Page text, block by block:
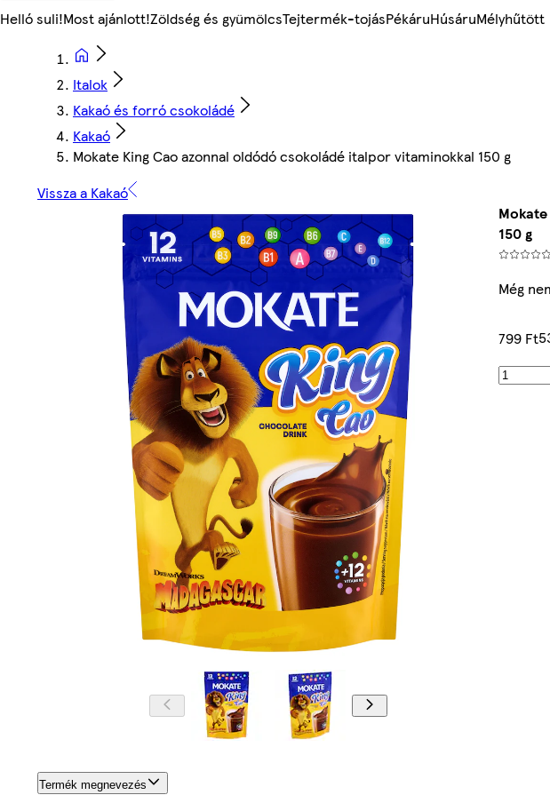
Helló suli!Most ajánlott!Zöldség és gyümölcsTejtermék-tojásPékáruHúsáruMélyhűtött
Italok
Kakaó és forró csokoládé
Kakaó
Mokate King Cao azonnal oldódó csokoládé italpor vitaminokkal 150 g
Vissza a Kakaó
150 g
Még
799 Ft
Termék megnevezés